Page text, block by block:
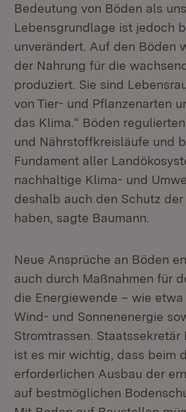
Bedeutung von Böden als
Lebensgrundlage ist jedoch
unverändert. Auf den Böden
der Nahrung für die
produziert. Sie sind
von Tier- und Pflanzenarten
das Klima.“ Böden
und Nährstoffkreisläufe und
Fundament aller
nachhaltige Klima- und
deshalb auch den Schutz
haben, sagte Baumann.
Neue Ansprüche an Böden
auch durch Maßnahmen für
die Energiewende – wie
Wind- und Sonnenenergie
Stromtrassen. Staatssekretär
ist es mir wichtig, dass beim
erforderlichen Ausbau der
auf bestmöglichen